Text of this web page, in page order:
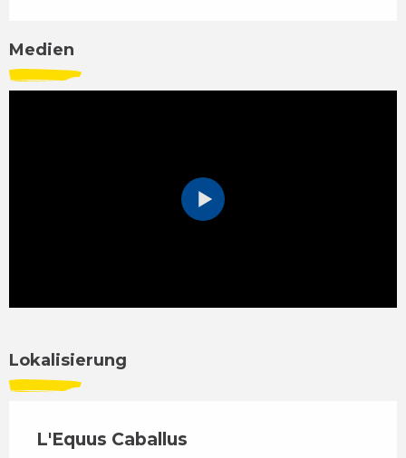
Medien
Lokalisierung
L'Equus Caballus